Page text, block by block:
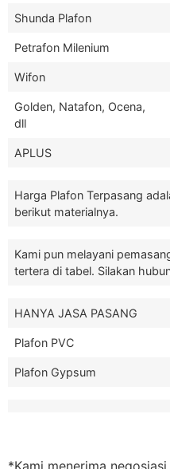
Shunda Plafon
Petrafon Milenium
Wifon
Golden, Natafon, Ocena,
dll
APLUS
Harga Plafon Terpasang
berikut materialnya.
Kami pun melayani
tertera di tabel. Silakan
HANYA JASA PASANG
Plafon PVC
Plafon Gypsum
*Kami menerima